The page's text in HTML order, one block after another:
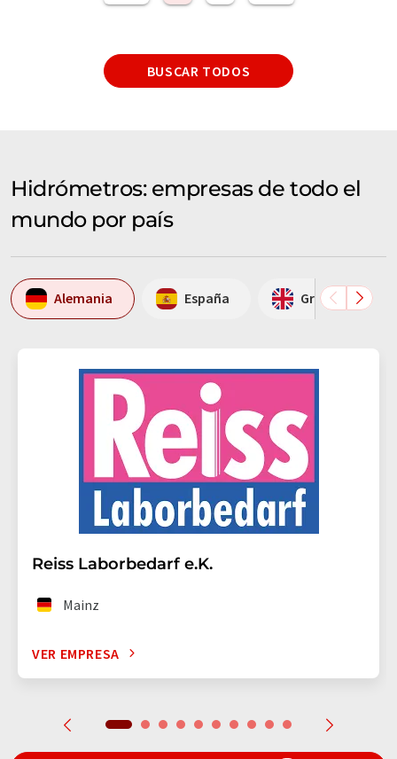
BUSCAR TODOS
Hidrómetros: empresas de todo el
mundo por país
Alemania España Gran Bretaña
Reiss Laborbedarf e.K.
Mainz
VER EMPRESA